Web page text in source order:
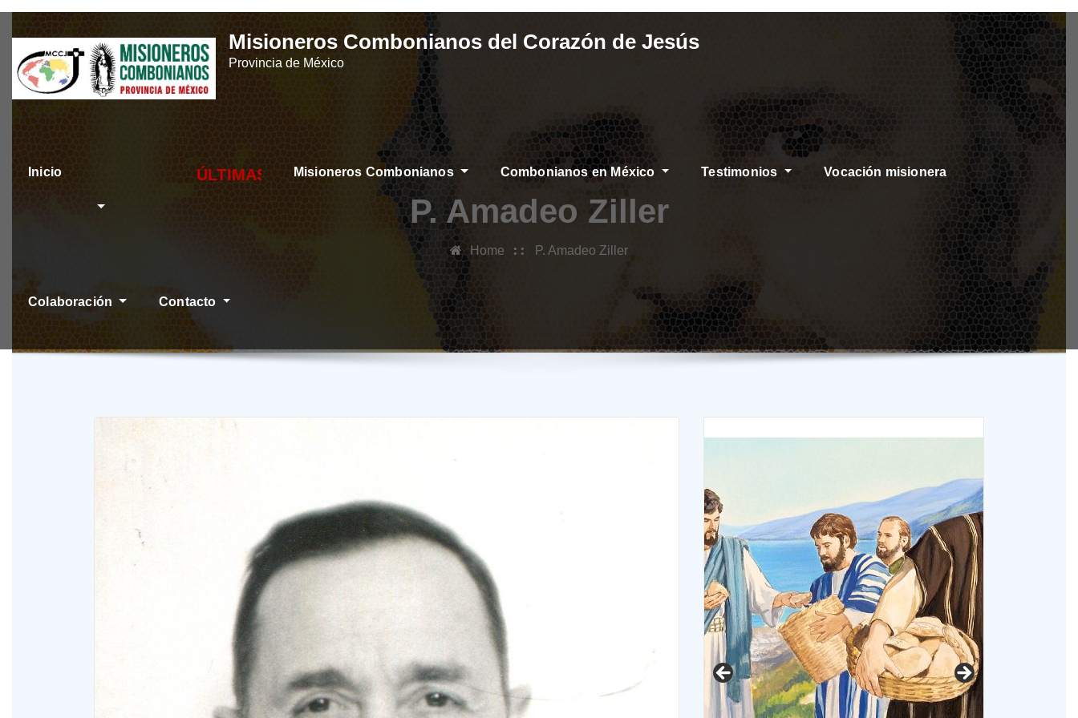
Skip
content
Misioneros Combonianos del Corazón de Jesús
Provincia de México
Inicio ÚLTIMAS NOTICIAS Misioneros Combonianos Combonianos en México Testimonios Vocación misionera
Colaboración Contacto
P. Amadeo Ziller
Home P. Amadeo Ziller